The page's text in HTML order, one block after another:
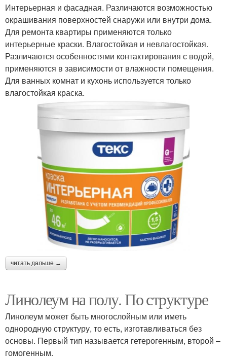
Интерьерная и фасадная. Различаются возможностью
окрашивания поверхностей снаружи или внутри дома.
Для ремонта квартиры применяются только
интерьерные краски. Влагостойкая и невлагостойкая.
Различаются особенностями контактирования с водой,
применяются в зависимости от влажности помещения.
Для ванных комнат и кухонь используется только
влагостойкая краска.
читать дальше →
Линолеум на полу. По структуре
Линолеум может быть многослойным или иметь
однородную структуру, то есть, изготавливаться без
основы. Первый тип называется гетерогенным, второй –
гомогенным.